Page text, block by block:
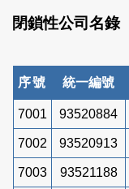
閉鎖性公司名錄
序號 統一編號
7001 93520884
7002 93520913
7003 93521188